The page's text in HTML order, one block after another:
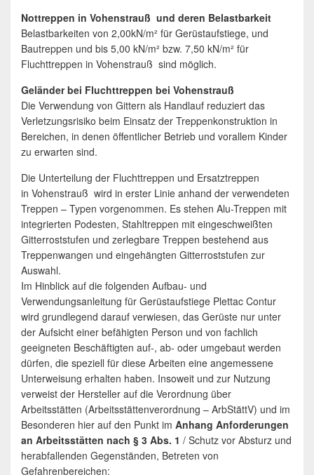
Nottreppen in Vohenstrauß und deren Belastbarkeit
Belastbarkeiten von 2,00kN/m² für Gerüstaufstiege, und
Bautreppen und bis 5,00 kN/m² bzw. 7,50 kN/m² für
Fluchttreppen in Vohenstrauß sind möglich.
Geländer bei Fluchttreppen bei Vohenstrauß
Die Verwendung von Gittern als Handlauf reduziert das
Verletzungsrisiko beim Einsatz der Treppenkonstruktion in
Bereichen, in denen öffentlicher Betrieb und vorallem Kinder
zu erwarten sind.
Die Unterteilung der Fluchttreppen und Ersatztreppen
in Vohenstrauß wird in erster Linie anhand der verwendeten
Treppen – Typen vorgenommen. Es stehen Alu-Treppen mit
integrierten Podesten, Stahltreppen mit eingeschweißten
Gitterroststufen und zerlegbare Treppen bestehend aus
Treppenwangen und eingehängten Gitterroststufen zur
Auswahl.
Im Hinblick auf die folgenden Aufbau- und
Verwendungsanleitung für Gerüstaufstiege Plettac Contur
wird grundlegend darauf verwiesen, das Gerüste nur unter
der Aufsicht einer befähigten Person und von fachlich
geeigneten Beschäftigten auf-, ab- oder umgebaut werden
dürfen, die speziell für diese Arbeiten eine angemessene
Unterweisung erhalten haben. Insoweit und zur Nutzung
verweist der Hersteller auf die Verordnung über
Arbeitsstätten (Arbeitsstättenverordnung – ArbStättV) und im
Besonderen hier auf den Punkt im Anhang Anforderungen
an Arbeitsstätten nach § 3 Abs. 1 / Schutz vor Absturz und
herabfallenden Gegenständen, Betreten von
Gefahrenbereichen: